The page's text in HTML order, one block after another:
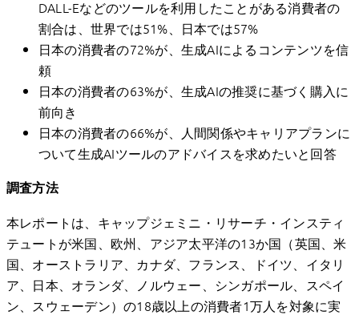
DALL-Eなどのツールを利用したことがある消費者の
割合は、世界では51%、日本では57%
日本の消費者の72%が、生成AIによるコンテンツを信
頼
日本の消費者の63%が、生成AIの推奨に基づく購入に
前向き
日本の消費者の66%が、人間関係やキャリアプランに
ついて生成AIツールのアドバイスを求めたいと回答
調査方法
本レポートは、キャップジェミニ・リサーチ・インスティ
テュートが米国、欧州、アジア太平洋の13か国（英国、米
国、オーストラリア、カナダ、フランス、ドイツ、イタリ
ア、日本、オランダ、ノルウェー、シンガポール、スペイ
ン、スウェーデン）の18歳以上の消費者1万人を対象に実